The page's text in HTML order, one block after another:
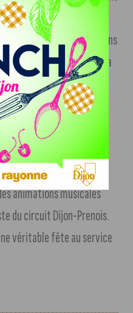
principaux à Dijon-
De nombreuses animations
de conduite seront mis à la
aussi faire leur
dans la limite des
suivront
qui simulera une
méridionale. Une
animations musicales
du circuit Dijon-Prenois.
véritable fête au service